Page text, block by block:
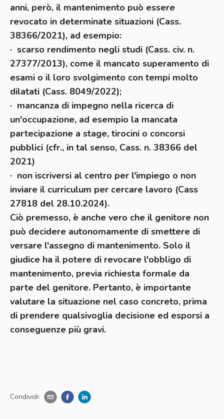
anni, però, il mantenimento può essere
revocato in determinate situazioni (Cass.
38366/2021), ad esempio:
· scarso rendimento negli studi (Cass. civ. n.
27377/2013), come il mancato superamento di
esami o il loro svolgimento con tempi molto
dilatati (Cass. 8049/2022);
· mancanza di impegno nella ricerca di
un'occupazione, ad esempio la mancata
partecipazione a stage, tirocini o concorsi
pubblici (cfr., in tal senso, Cass. n. 38366 del
2021)
· non iscriversi al centro per l'impiego o non
inviare il curriculum per cercare lavoro (Cass
27818 del 28.10.2024).
Ciò premesso, è anche vero che il genitore non
può decidere autonomamente di smettere di
versare l'assegno di mantenimento. Solo il
giudice ha il potere di revocare l'obbligo di
mantenimento, previa richiesta formale da
parte del genitore. Pertanto, è importante
valutare la situazione nel caso concreto, prima
di prendere qualsivoglia decisione ed esporsi a
conseguenze più gravi.
Condividi: